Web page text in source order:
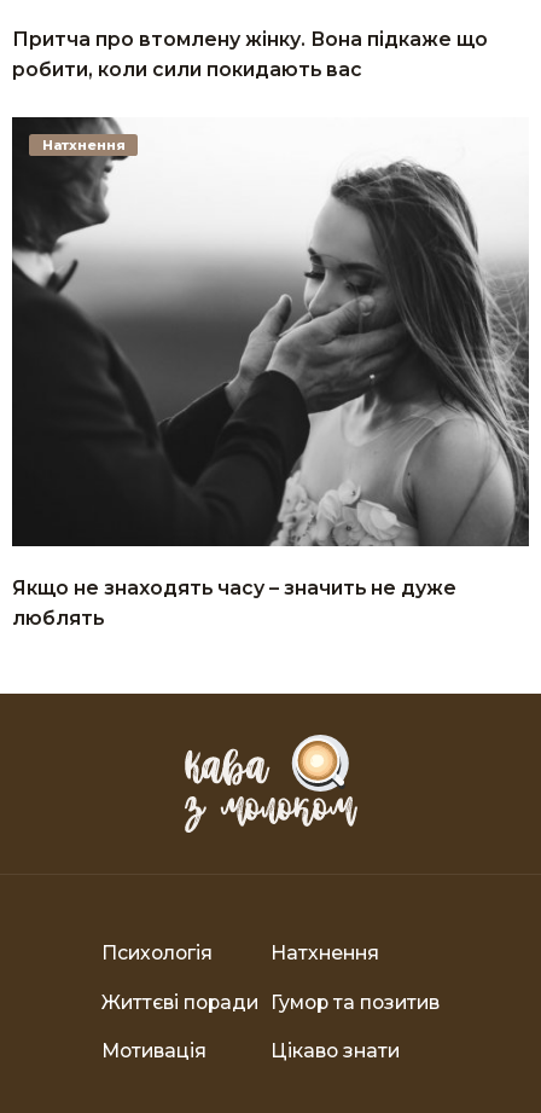
Притча про втомлену жінку. Вона підкаже що
робити, коли сили покидають вас
Якщо не знаходять часу – значить не дуже
люблять
Натхнення
Психологія Натхнення
Життєві поради Гумор та позитив
Мотивація Цікаво знати